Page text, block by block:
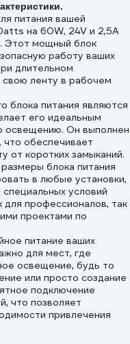
питания вашей
на 60W, 24V и 2,5А
Этот мощный блок
работу ваших
длительном
свою ленту в рабочем
блока питания являются
его идеальным
освещению. Он выполнен
что обеспечивает
от коротких замыканий.
блока питания
в любые установки,
условий
профессионалов, так
проектами по
питание ваших
для мест, где
освещение, будь то
или просто создание
подключение
что позволяет
привлечения